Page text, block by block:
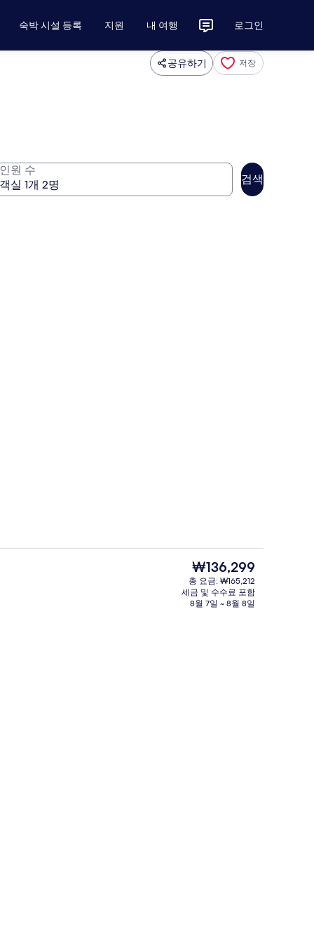
숙박 시설 등록 지원 내 여행 로그인
공유하기 저장
인원 수
검색
로맨틱 빌라, 킹사이즈침대 1개 | 1 개
현
재
가
격
₩136,299
총 요금: ₩165,212
세금 및 수수료 포함
8월 7일 ~ 8월 8일